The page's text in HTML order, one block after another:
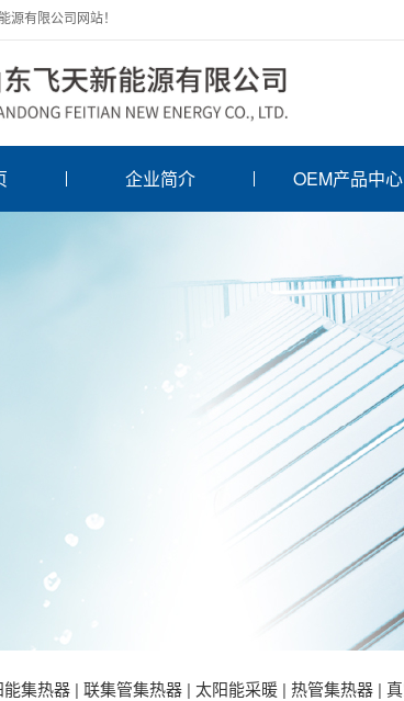
源有限公司网站！
企业简介 OEM产品中心
能集热器 | 联集管集热器 | 太阳能采暖 | 热管集热器 |